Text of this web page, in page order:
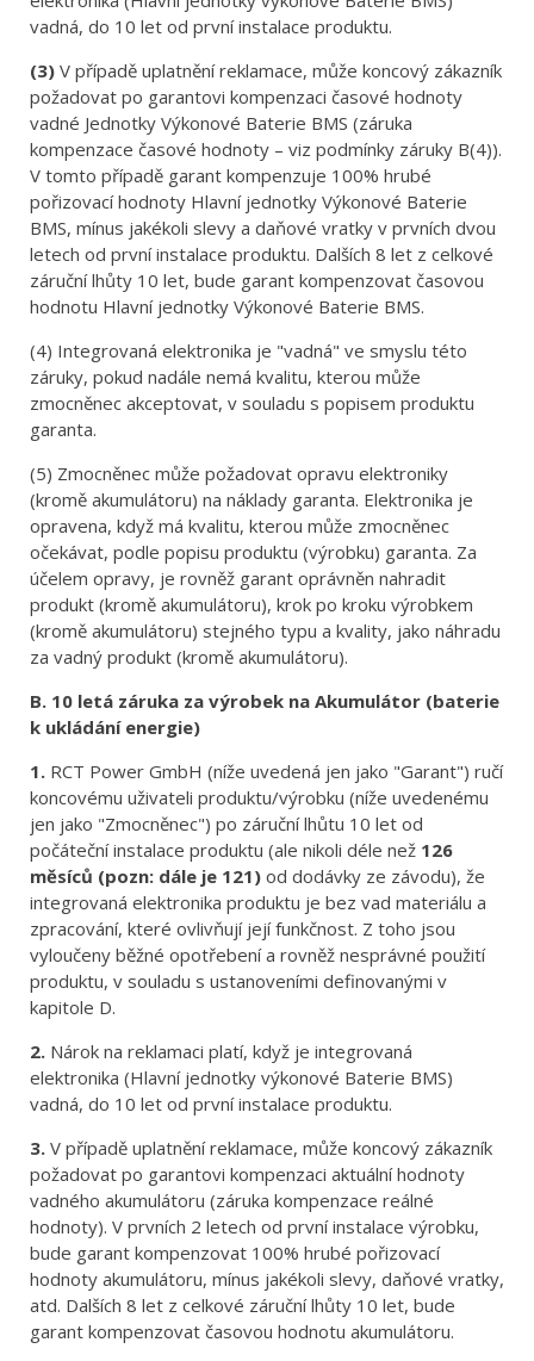
vadná, do 10 let od první instalace produktu.
(3) V případě uplatnění reklamace, může koncový zákazník
požadovat po garantovi kompenzaci časové hodnoty
vadné Jednotky Výkonové Baterie BMS (záruka
kompenzace časové hodnoty – viz podmínky záruky B(4)).
V tomto případě garant kompenzuje 100% hrubé
pořizovací hodnoty Hlavní jednotky Výkonové Baterie
BMS, mínus jakékoli slevy a daňové vratky v prvních dvou
letech od první instalace produktu. Dalších 8 let z celkové
záruční lhůty 10 let, bude garant kompenzovat časovou
hodnotu Hlavní jednotky Výkonové Baterie BMS.
(4) Integrovaná elektronika je "vadná" ve smyslu této
záruky, pokud nadále nemá kvalitu, kterou může
zmocněnec akceptovat, v souladu s popisem produktu
garanta.
(5) Zmocněnec může požadovat opravu elektroniky
(kromě akumulátoru) na náklady garanta. Elektronika je
opravena, když má kvalitu, kterou může zmocněnec
očekávat, podle popisu produktu (výrobku) garanta. Za
účelem opravy, je rovněž garant oprávněn nahradit
produkt (kromě akumulátoru), krok po kroku výrobkem
(kromě akumulátoru) stejného typu a kvality, jako náhradu
za vadný produkt (kromě akumulátoru).
B. 10 letá záruka za výrobek na Akumulátor (baterie
k ukládání energie)
1. RCT Power GmbH (níže uvedená jen jako "Garant") ručí
koncovému uživateli produktu/výrobku (níže uvedenému
jen jako "Zmocněnec") po záruční lhůtu 10 let od
počáteční instalace produktu (ale nikoli déle než 126
měsíců (pozn: dále je 121) od dodávky ze závodu), že
integrovaná elektronika produktu je bez vad materiálu a
zpracování, které ovlivňují její funkčnost. Z toho jsou
vyloučeny běžné opotřebení a rovněž nesprávné použití
produktu, v souladu s ustanoveními definovanými v
kapitole D.
2. Nárok na reklamaci platí, když je integrovaná
elektronika (Hlavní jednotky výkonové Baterie BMS)
vadná, do 10 let od první instalace produktu.
3. V případě uplatnění reklamace, může koncový zákazník
požadovat po garantovi kompenzaci aktuální hodnoty
vadného akumulátoru (záruka kompenzace reálné
hodnoty). V prvních 2 letech od první instalace výrobku,
bude garant kompenzovat 100% hrubé pořizovací
hodnoty akumulátoru, mínus jakékoli slevy, daňové vratky,
atd. Dalších 8 let z celkové záruční lhůty 10 let, bude
garant kompenzovat časovou hodnotu akumulátoru.